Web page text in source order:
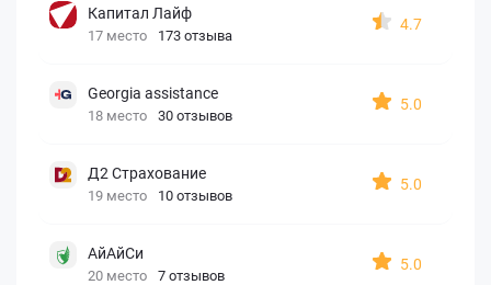
Капитал Лайф
17 место 173 отзыва
4.7
Georgia assistance
18 место 30 отзывов
5.0
Д2 Страхование
19 место 10 отзывов
5.0
АйАйСи
20 место 7 отзывов
5.0